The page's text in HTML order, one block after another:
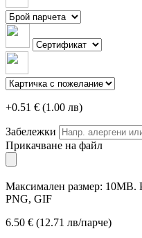
+0.51 € (1.00 лв)
Забележки
Прикачване на файл
Максимален размер: 10MB.
PNG, GIF
6.50 € (12.71 лв/парче)